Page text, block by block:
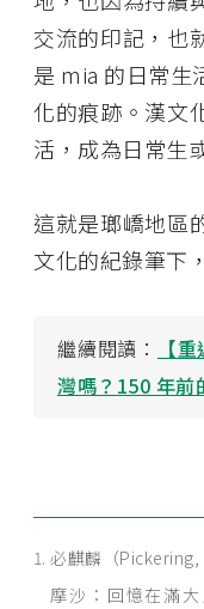
交流的印記，也
是 mia 的日常生
化的痕跡。漢文
活，成為日常生
這就是瑯嶠地區
文化的紀錄筆下
繼續閱讀：
【
灣嗎？150 年前
必麒麟（Pickering,
摩沙：回憶在滿